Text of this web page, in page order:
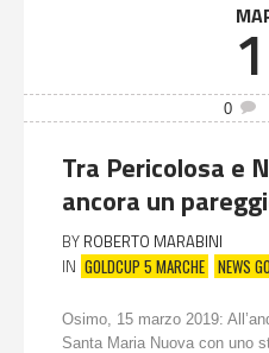
0
Tra Pericolosa e
ancora un
BY ROBERTO MARABINI
IN GOLDCUP 5 MARCHE NEWS
Osimo, 15 marzo 2019:
Santa Maria Nuova con uno